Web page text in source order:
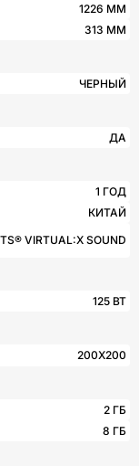
1226 ММ
313 ММ
ЧЕРНЫЙ
ДА
1 ГОД
КИТАЙ
VIRTUAL:X SOUND
125 ВТ
200X200
2 ГБ
8 ГБ